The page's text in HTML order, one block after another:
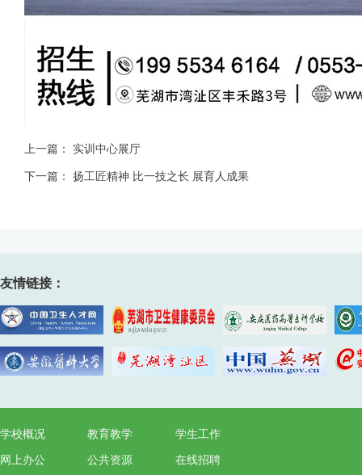
上一篇： 实训中心展厅
下一篇： 扬工匠精神 比一技之长 展育人成果
友情链接：
学校概况 教育教学 学生工作
网上办公 公共资源 在线招聘